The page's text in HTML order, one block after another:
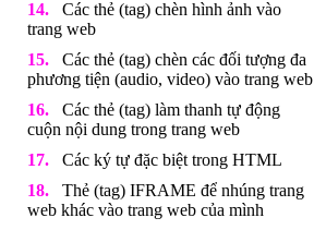
Các thẻ (tag) chèn hình ảnh vào
trang web
Các thẻ (tag) chèn các đối tượng đa
phương tiện (audio, video) vào trang web
Các thẻ (tag) làm thanh tự động
cuộn nội dung trong trang web
Các ký tự đặc biệt trong HTML
Thẻ (tag) IFRAME để nhúng trang
web khác vào trang web của mình